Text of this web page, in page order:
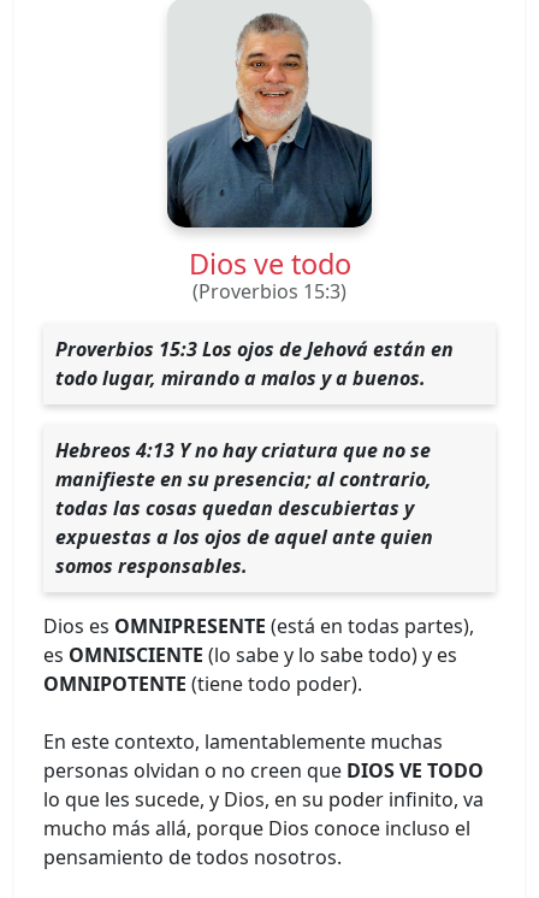
Dios ve todo
(Proverbios 15:3)
Proverbios 15:3 Los ojos de Jehová están en
todo lugar, mirando a malos y a buenos.
Hebreos 4:13 Y no hay criatura que no se
manifieste en su presencia; al contrario,
todas las cosas quedan descubiertas y
expuestas a los ojos de aquel ante quien
somos responsables.
Dios es OMNIPRESENTE (está en todas partes),
es OMNISCIENTE (lo sabe y lo sabe todo) y es
OMNIPOTENTE (tiene todo poder).
En este contexto, lamentablemente muchas
personas olvidan o no creen que DIOS VE TODO
lo que les sucede, y Dios, en su poder infinito, va
mucho más allá, porque Dios conoce incluso el
pensamiento de todos nosotros.